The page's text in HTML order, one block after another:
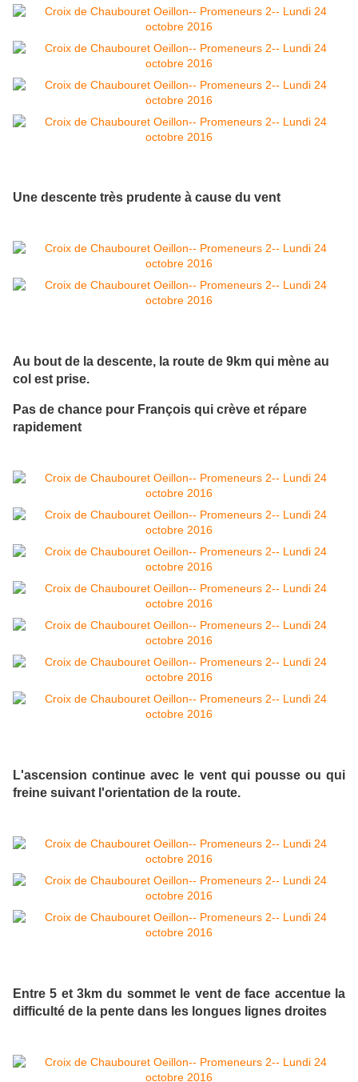
Une descente très prudente à cause du vent
Au bout de la descente, la route de 9km qui mène au
col est prise.
Pas de chance pour François qui crève et répare
rapidement
L'ascension continue avec le vent qui pousse ou qui
freine suivant l'orientation de la route.
Entre 5 et 3km du sommet le vent de face accentue la
difficulté de la pente dans les longues lignes droites